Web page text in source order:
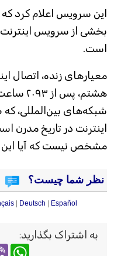
این سرویس اعلام کرد
است.
معیارهای زنده، اتصال
هشتم،
شبکه‌های بین‌المللی،
اینترنت در تاریخ مدرن
مشخص نیست که آیا این
نظر شما چیست؟
| Deutsch Español
به اشتراک بگذارید: